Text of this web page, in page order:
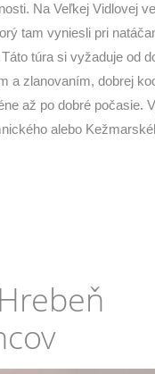
Na Veľkej Vidlovej
tam vyniesli pri
túra si vyžaduje od
a zlanovaním, dobrej
až po dobré počasie.
alebo